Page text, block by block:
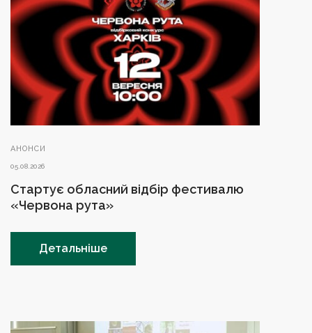
АНОНСИ
05.08.2026
Стартує обласний відбір фестивалю
«Червона рута»
Детальніше